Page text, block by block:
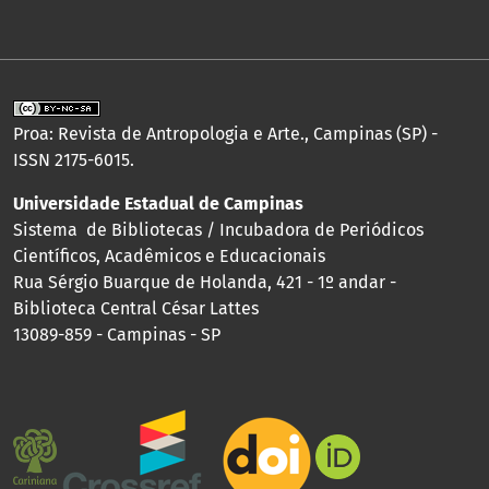
Proa: Revista de Antropologia e Arte., Campinas (SP) -
ISSN 2175-6015.
Universidade Estadual de Campinas
Sistema de Bibliotecas / Incubadora de Periódicos
Científicos, Acadêmicos e Educacionais
Rua Sérgio Buarque de Holanda, 421 - 1º andar -
Biblioteca Central César Lattes
13089-859 - Campinas - SP